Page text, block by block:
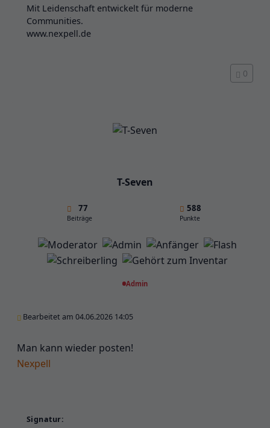
Mit Leidenschaft entwickelt für moderne
Communities.
www.nexpell.de
0
T-Seven
77
Beiträge
588
Punkte
Admin
Bearbeitet am 04.06.2026 14:05
Man kann wieder posten!
Nexpell
Signatur: